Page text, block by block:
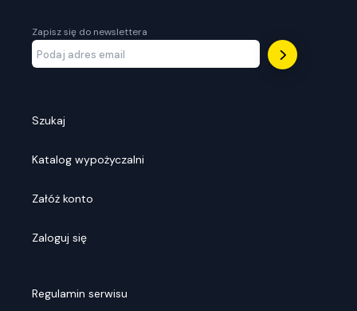
Zapisz się do newslettera
Szukaj
Katalog wypożyczalni
Załóż konto
Zaloguj się
Regulamin serwisu